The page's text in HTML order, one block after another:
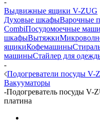
Выдвижные ящики V-ZUG
Духовые шкафыВарочные
CombiПосудомоечные
шкафыВытяжки
ящикиКофемашины
машиныСтайлер для
-
Подогреватели посуды V-
Вакууматоры
-Подогреватель посуды
платина